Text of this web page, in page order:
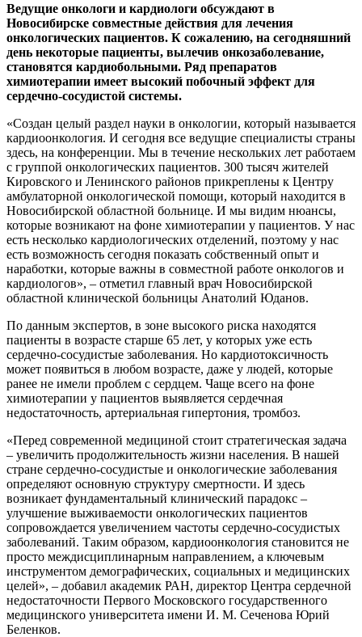
Ведущие онкологи и кардиологи обсуждают в
Новосибирске совместные действия для лечения
онкологических пациентов. К сожалению, на сегодняшний
день некоторые пациенты, вылечив онкозаболевание,
становятся кардиобольными. Ряд препаратов
химиотерапии имеет высокий побочный эффект для
сердечно-сосудистой системы.
«Создан целый раздел науки в онкологии, который называется
кардиоонкология. И сегодня все ведущие специалисты страны
здесь, на конференции. Мы в течение нескольких лет работаем
с группой онкологических пациентов. 300 тысяч жителей
Кировского и Ленинского районов прикреплены к Центру
амбулаторной онкологической помощи, который находится в
Новосибирской областной больнице. И мы видим нюансы,
которые возникают на фоне химиотерапии у пациентов. У нас
есть несколько кардиологических отделений, поэтому у нас
есть возможность сегодня показать собственный опыт и
наработки, которые важны в совместной работе онкологов и
кардиологов», – отметил главный врач Новосибирской
областной клинической больницы Анатолий Юданов.
По данным экспертов, в зоне высокого риска находятся
пациенты в возрасте старше 65 лет, у которых уже есть
сердечно-сосудистые заболевания. Но кардиотоксичность
может появиться в любом возрасте, даже у людей, которые
ранее не имели проблем с сердцем. Чаще всего на фоне
химиотерапии у пациентов выявляется сердечная
недостаточность, артериальная гипертония, тромбоз.
«Перед современной медициной стоит стратегическая задача
– увеличить продолжительность жизни населения. В нашей
стране сердечно-сосудистые и онкологические заболевания
определяют основную структуру смертности. И здесь
возникает фундаментальный клинический парадокс –
улучшение выживаемости онкологических пациентов
сопровождается увеличением частоты сердечно-сосудистых
заболеваний. Таким образом, кардиоонкология становится не
просто междисциплинарным направлением, а ключевым
инструментом демографических, социальных и медицинских
целей», – добавил академик РАН, директор Центра сердечной
недостаточности Первого Московского государственного
медицинского университета имени И. М. Сеченова Юрий
Беленков.